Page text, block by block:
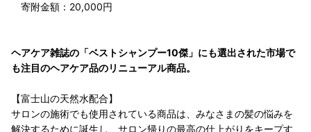
寄附金額：20,000円
ヘアケア雑誌の「ベストシャンプー10傑」にも選出された市場で
も注目のヘアケア品のリニューアル商品。
【富士山の天然水配合】
サロンの施術でも使用されている商品は、みなさまの髪の悩みを
解決するために誕生し、サロン帰りの最高の仕上がりをキープす